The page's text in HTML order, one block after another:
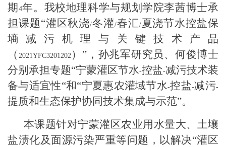
期 4年。我校地理科学与规划学院李茜博士承
担课题“灌区秋浇/冬灌/春汇/夏浇节水控盐保
墒减污机理与关键技术产品
（ 2021YFC3201202）”，孙兆军研究员、何俊博士
分别承担专题“宁蒙灌区节水-控盐-减污技术装
备与适宜性“和“宁夏惠农灌域节水-控盐-减污-
提质和生态保护协同技术集成与示范”。
本课题针对宁蒙灌区农业用水量大、土壤
盐渍化及面源污染严重等问题，以解决“灌区